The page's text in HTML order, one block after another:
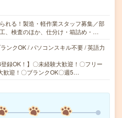
れる！製造・軽作業スタッフ募集／部
、検査のほか、仕分け・箱詰め・…
ンクOK / パソコンスキル不要 / 英語力
登録OK！】〇未経験大歓迎！〇フリー
迎！〇ブランクOK〇週5…